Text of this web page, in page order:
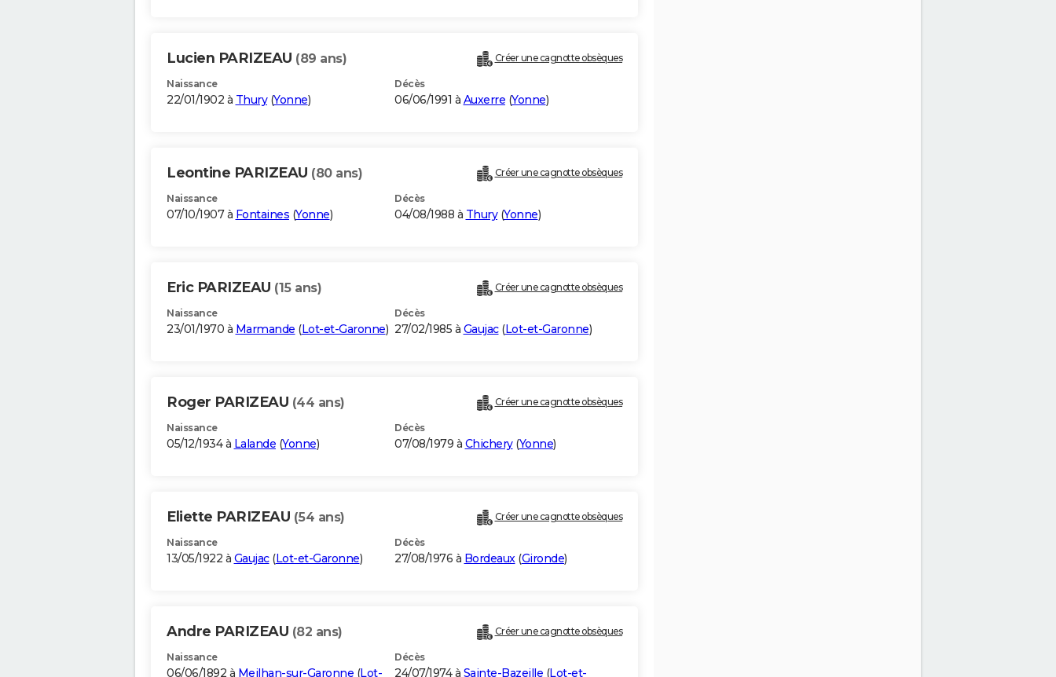
Lucien PARIZEAU (89 ans) Créer une cagnotte obsèques
Naissance
22/01/1902 à Thury(Yonne)
Décès
06/06/1991 à Auxerre (Yonne)
Leontine PARIZEAU (80 ans) Créer une cagnotte obsèques
Naissance
07/10/1907 à Fontaines (Yonne)
Décès
04/08/1988 à Thury(Yonne)
Eric PARIZEAU (15 ans) Créer une cagnotte obsèques
Naissance
23/01/1970 à Marmande (Lot-et-Garonne)
Décès
27/02/1985 à Gaujac(Lot-et-Garonne)
Roger PARIZEAU (44 ans) Créer une cagnotte obsèques
Naissance
05/12/1934 à Lalande (Yonne)
Décès
07/08/1979 à Chichery(Yonne)
Eliette PARIZEAU (54 ans) Créer une cagnotte obsèques
Naissance
13/05/1922 à Gaujac(Lot-et-Garonne)
Décès
27/08/1976 à Bordeaux(Gironde)
Andre PARIZEAU (82 ans) Créer une cagnotte obsèques
Naissance
06/06/1892 à Meilhan-sur-Garonne (Lot-
Décès
24/07/1974 à Sainte-Bazeille (Lot-et-